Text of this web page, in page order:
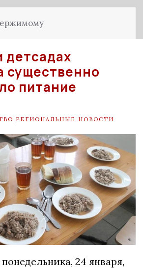
детсадах
существенно
питание
РЕГИОНАЛЬНЫЕ НОВОСТИ
24 января,